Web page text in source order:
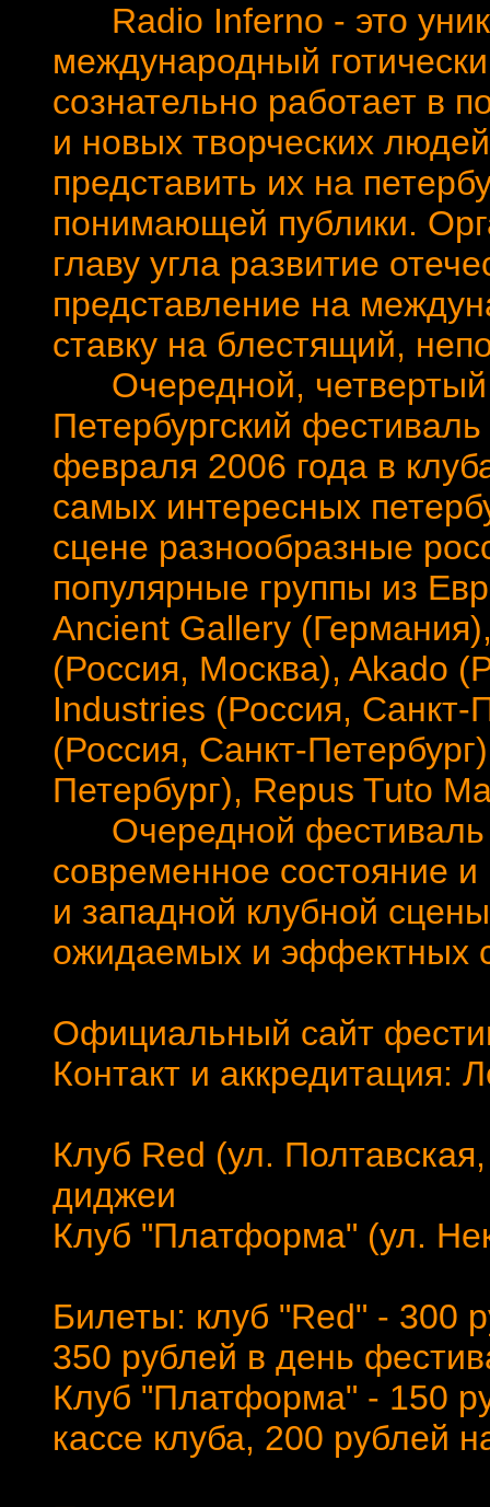
Radio Inferno - это
международный
сознательно работает в
и новых творческих
представить их на
понимающей публики.
главу угла развитие
представление на
ставку на блестящий,
Очередной, четвертый
Петербургский
февраля 2006 года в
самых интересных
сцене разнообразные
популярные группы из
Ancient Gallery
(Россия, Москва), Akado
Industries (Россия, Санкт-
(Россия, Санкт-
Петербург), Repus Tuto
Очередной фестиваль
современное состояние
и западной клубной
ожидаемых и эффектных
Официальный сайт
Контакт и аккредитация:
Клуб Red (ул.
диджеи
Клуб "Платформа" (ул.
Билеты: клуб "Red" - 300
350 рублей в день
Клуб "Платформа" - 150
кассе клуба, 200 рублей